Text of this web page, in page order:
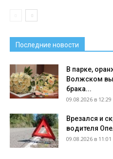
Последние новости
В парке,
Волжском
брака...
09.08.2026 в 12:29
Врезался и
водителя
09.08.2026 в 11:01